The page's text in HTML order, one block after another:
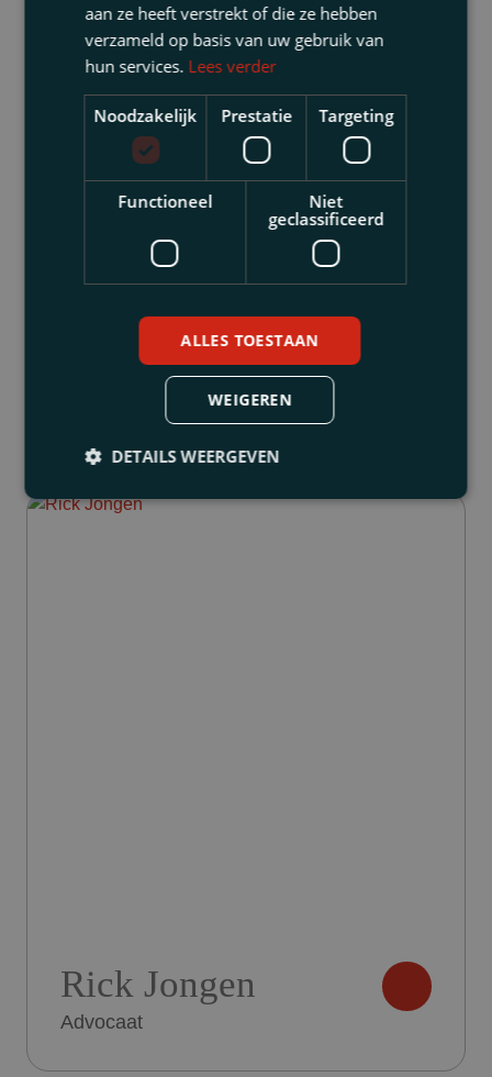
Claire Nijssen
Rick Jongen
Advocaat
aan ze heeft verstrekt of die ze hebben
verzameld op basis van uw gebruik van
hun services. Lees verder
Noodzakelijk Prestatie Targeting
Functioneel
Niet
geclassificeerd
ALLES TOESTAAN
WEIGEREN
DETAILS WEERGEVEN